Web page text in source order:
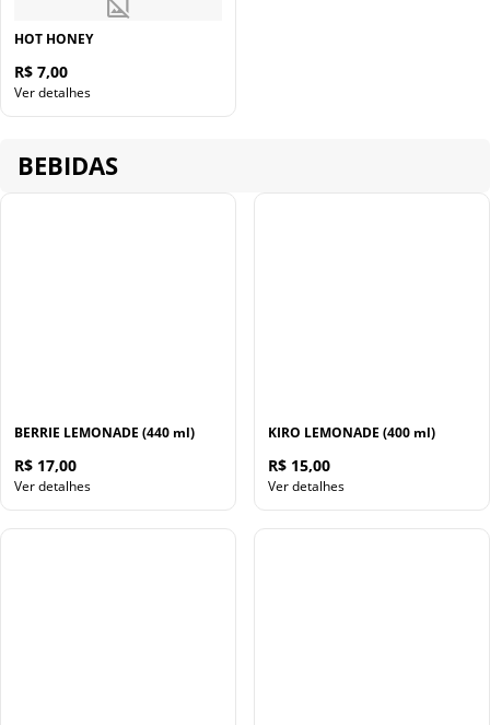
HOT HONEY
R$ 7,00
Ver detalhes
BEBIDAS
BERRIE LEMONADE (440 ml)
R$ 17,00
Ver detalhes
KIRO LEMONADE (400 ml)
R$ 15,00
Ver detalhes